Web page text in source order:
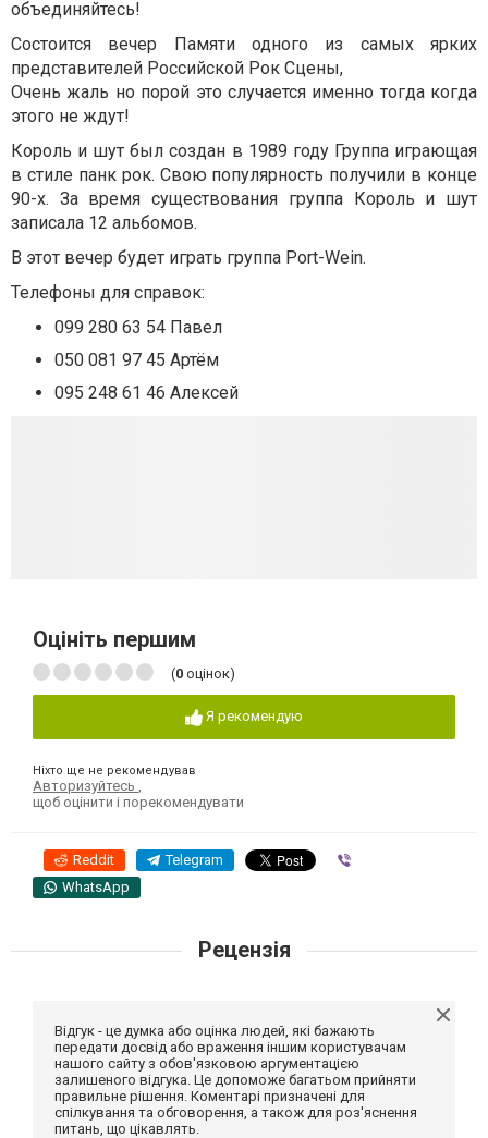
объединяйтесь!
Состоится вечер Памяти одного из самых ярких
представителей Российской Рок Сцены,
Очень жаль но порой это случается именно тогда когда
этого не ждут!
Король и шут был создан в 1989 году Группа играющая
в стиле панк рок. Свою популярность получили в конце
90-х. За время существования группа Король и шут
записала 12 альбомов.
В этот вечер будет играть группа Port-Wein.
Телефоны для справок:
099 280 63 54 Павел
050 081 97 45 Артём
095 248 61 46 Алексей
Оцініть першим
(0 оцінок)
Я рекомендую
Ніхто ще не рекомендував
Авторизуйтесь
щоб оцінити і порекомендувати
Reddit Telegram
WhatsApp
Рецензія
Відгук - це думка або оцінка людей, які бажають
передати досвід або враження іншим користувачам
нашого сайту з обов'язковою аргументацією
залишеного відгука. Це допоможе багатьом прийняти
правильне рішення. Коментарі призначені для
спілкування та обговорення, а також для роз'яснення
питань, що цікавлять.